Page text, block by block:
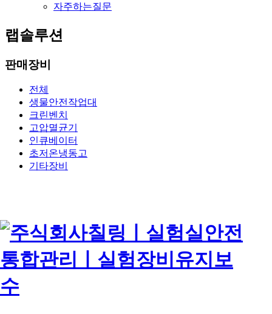
자주하는질문
랩솔루션
판매장비
전체
생물안전작업대
크린벤치
고압멸균기
인큐베이터
초저온냉동고
기타장비